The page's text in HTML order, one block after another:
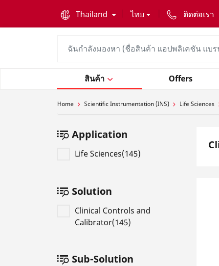
Thailand
ไทย ติดต่อเรา
สินค้า Offers
Home Scientific Instrumentation (INS) Life Sciences
Application
Life Sciences(145)
Solution
Clinical Controls and
Calibrator(145)
Sub-Solution